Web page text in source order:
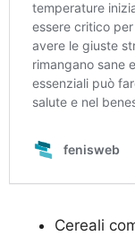
Cereali